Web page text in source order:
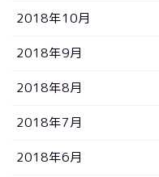
2018年10月
2018年9月
2018年8月
2018年7月
2018年6月